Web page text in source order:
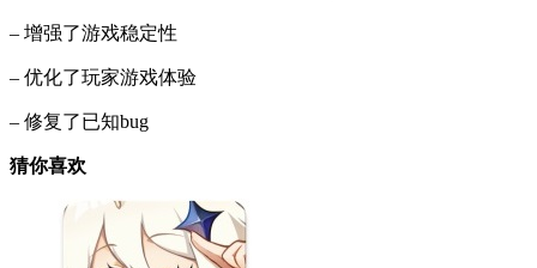
– 增强了游戏稳定性
– 优化了玩家游戏体验
– 修复了已知bug
猜你喜欢